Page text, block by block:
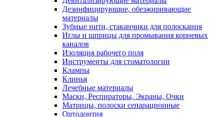
Дезинфицирующие, обезжиривающие
материалы
Зубные нити, стаканчики для полоскания
Иглы и шприцы для промывания корневых
каналов
Изоляция рабочего поля
Инструменты для стоматологии
Клампы
Клинья
Лечебные материалы
Маски, Респираторы, Экраны, Очки
Матрицы, полоски сепарационные
Ортодонтия